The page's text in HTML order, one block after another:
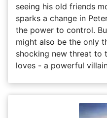
seeing his old friends
sparks a change in
the power to control.
might also be the only
shocking new threat to
loves - a powerful